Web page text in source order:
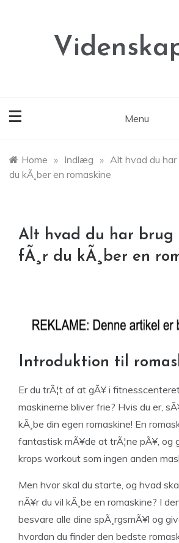
Menu
Home » Indlæg » Alt hvad du
du kÃ¸ber en romaskine
Alt hvad du har brug
fÃ¸r du kÃ¸ber en
Introduktion til
Er du trÃ¦t af at gÃ¥ i
maskinerne bliver frie? Hvis du er,
kÃ¸be din egen romaskine! En
fantastisk mÃ¥de at trÃ¦ne pÃ¥, og
krops workout som ingen anden
Men hvor skal du starte, og hvad
nÃ¥r du vil kÃ¸be en romaskine? I
besvare alle dine spÃ¸rgsmÃ¥l og
hvordan du finder den bedste